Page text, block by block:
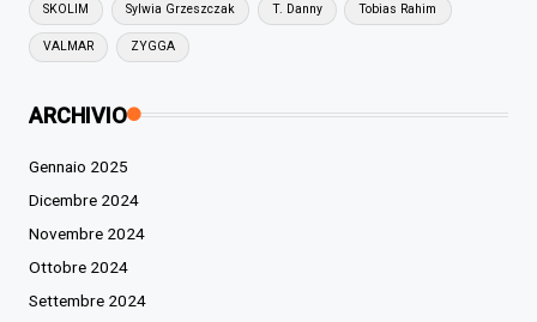
SKOLIM Sylwia Grzeszczak T. Danny Tobias Rahim
VALMAR ZYGGA
ARCHIVIO
Gennaio 2025
Dicembre 2024
Novembre 2024
Ottobre 2024
Settembre 2024